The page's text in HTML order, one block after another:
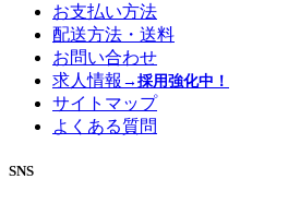
お支払い方法
配送方法・送料
お問い合わせ
求人情報 →採用強化中！
サイトマップ
よくある質問
SNS